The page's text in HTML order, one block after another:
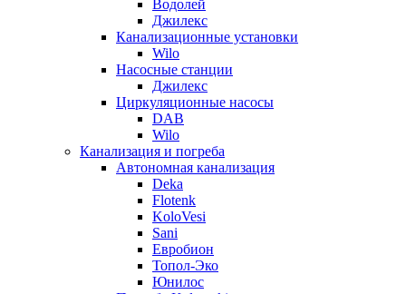
Водолей
Джилекс
Канализационные установки
Wilo
Насосные станции
Джилекс
Циркуляционные насосы
DAB
Wilo
Канализация и погреба
Автономная канализация
Deka
Flotenk
KoloVesi
Sani
Евробион
Топол-Эко
Юнилос